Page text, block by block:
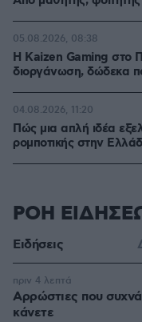
H Kaizen Gaming στο
διοργάνωση, δώδεκα
05.08.2026, 08:38
Πώς μια απλή ιδέα
ρομποτικής στην
04.08.2026, 11:20
ΡΟΗ
Ειδήσεις
Αρρώστιες που συχνά
κάνετε
πριν 4 λεπτά